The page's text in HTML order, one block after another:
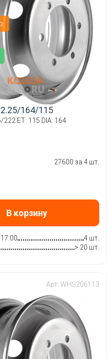
164/115
222 ET: 115 DIA: 164
27600 за 4 шт.
В корзину
4 шт.
> 20 шт.
Арт: WHS206113